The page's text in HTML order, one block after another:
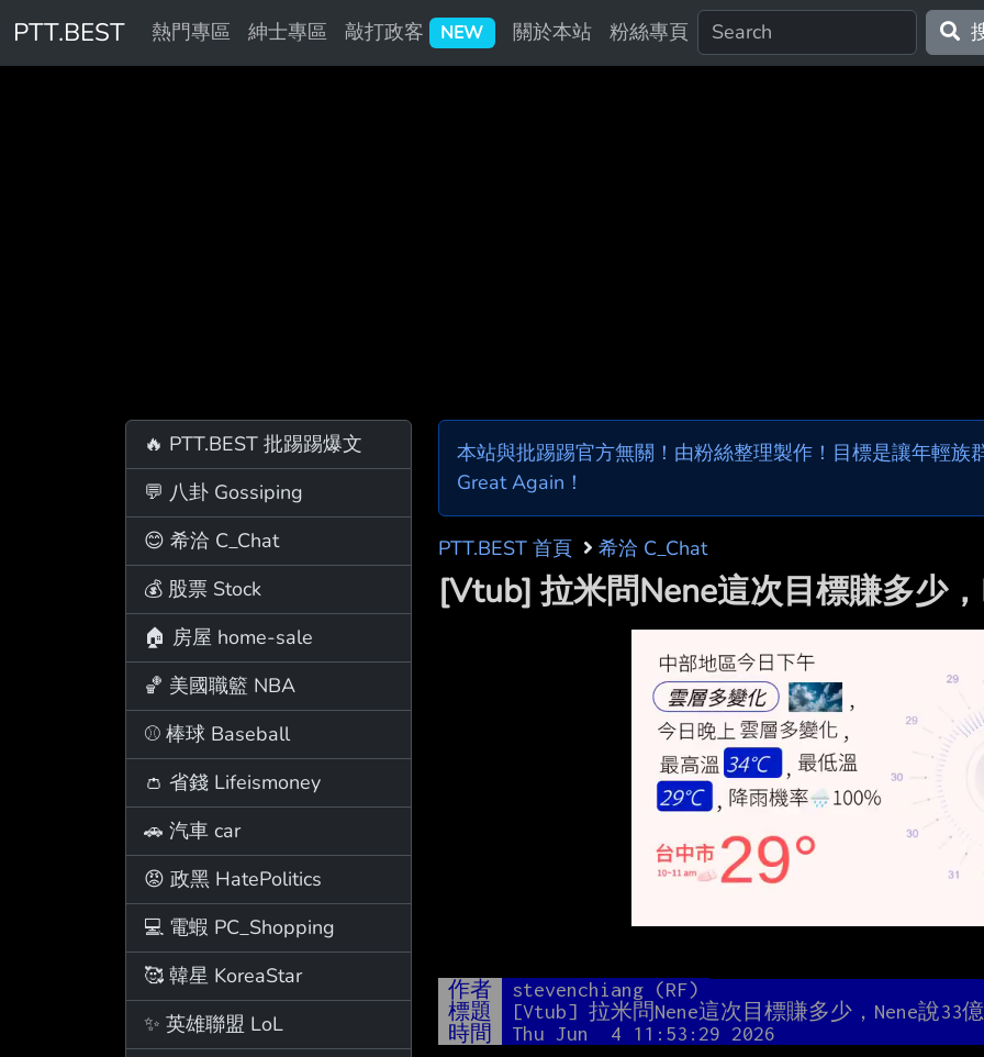
PTT.BEST 熱門專區 紳士專區 敲打政客 NEW 關於本站 粉絲專頁
🔥 PTT.BEST 批踢踢爆文
💬 八卦 Gossiping
😊 希洽 C_Chat
💰 股票 Stock
🏠 房屋 home-sale
🏀 美國職籃 NBA
⚾ 棒球 Baseball
👛 省錢 Lifeismoney
🚗 汽車 car
😡 政黑 HatePolitics
💻 電蝦 PC_Shopping
🥰 韓星 KoreaStar
✨ 英雄聯盟 LoL
本站與批踢踢官方無關！由粉絲整理製作！目標是讓年輕族
Great Again！
PTT.BEST 首頁 希洽 C_Chat
[Vtub] 拉米問Nene這次目標賺多少
作者
stevenchiang (RF)
標題
[Vtub] 拉米問Nene這次目標賺多少，Nene說33億
時間
Thu Jun  4 11:53:29 2026